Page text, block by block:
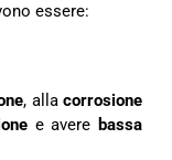
essere:
, allacorrosione
e avere bassa